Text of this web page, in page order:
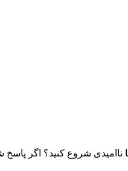
شروع کنید؟ اگر پاسخ